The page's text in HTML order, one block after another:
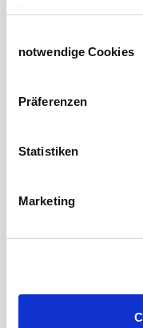
Daten zusammen,
haben.
notwendige Cookies
Präferenzen
Statistiken
Marketing
Stallapotheke für
Windschutznetze für
Windschutznetz für
Lubratec Fronten
Windschutznetz mit
PVC Lamellen für